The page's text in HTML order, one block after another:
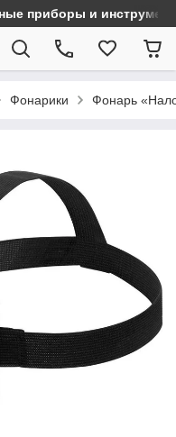
приборы и
Фонарики Фонарь